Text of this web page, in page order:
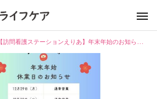
【訪問看護ステーションえりあ】年末年始のお知らせです。